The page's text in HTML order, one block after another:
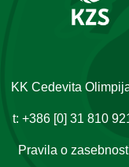
KK Cedevita
t: +386 [0] 31 810
Pravila o